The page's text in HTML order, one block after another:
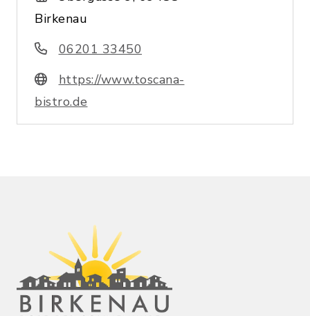
Birkenau
06201 33450
https://www.toscana-
bistro.de